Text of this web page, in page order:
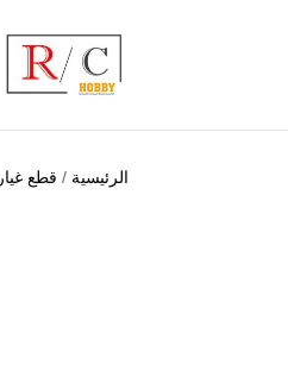
الرئيسية / قطع غيار